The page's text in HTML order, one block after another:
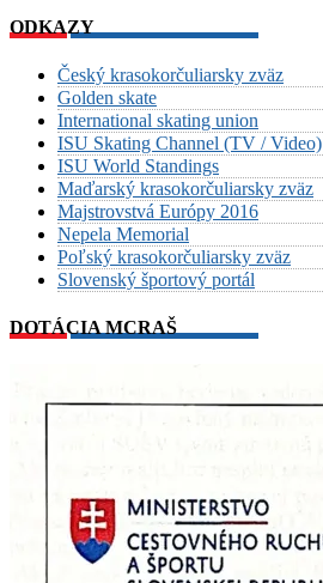
ODKAZY
Český krasokorčuliarsky zväz
Golden skate
International skating union
ISU Skating Channel (TV / Video)
ISU World Standings
Maďarský krasokorčuliarsky zväz
Majstrovstvá Európy 2016
Nepela Memorial
Poľský krasokorčuliarsky zväz
Slovenský športový portál
DOTÁCIA MCRAŠ